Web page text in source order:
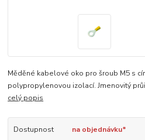
Měděné kabelové oko pro šroub M5 s
polypropylenovou izolací. Jmenovitý
celý popis
Dostupnost na objednávku*